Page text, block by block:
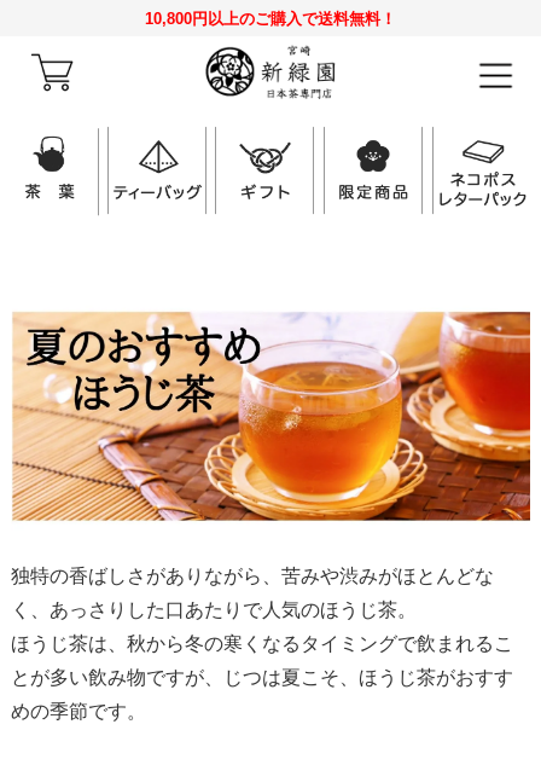
10,800円以上のご購入で送料無料！
独特の香ばしさがありながら、苦みや渋みがほとんどな
く、あっさりした口あたりで人気のほうじ茶。
ほうじ茶は、秋から冬の寒くなるタイミングで飲まれるこ
とが多い飲み物ですが、じつは夏こそ、ほうじ茶がおすす
めの季節です。